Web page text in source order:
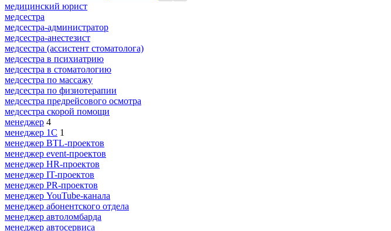
медицинский юрист
медсестра
медсестра-администратор
медсестра-анестезист
медсестра (ассистент стоматолога)
медсестра в психиатрию
медсестра в стоматологию
медсестра по массажу
медсестра по физиотерапии
медсестра предрейсового осмотра
медсестра скорой помощи
менеджер 4
менеджер 1С 1
менеджер BTL-проектов
менеджер event-проектов
менеджер HR-проектов
менеджер IT-проектов
менеджер PR-проектов
менеджер YouTube-канала
менеджер абонентского отдела
менеджер автоломбарда
менеджер автосервиса